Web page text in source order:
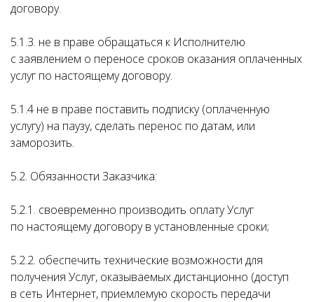
договору.
5.1.3. не в праве обращаться к Исполнителю
с заявлением о переносе сроков оказания оплаченных
услуг по настоящему договору.
5.1.4 не в праве поставить подписку (оплаченную
услугу) на паузу, сделать перенос по датам, или
заморозить.
5.2. Обязанности Заказчика:
5.2.1. своевременно производить оплату Услуг
по настоящему договору в установленные сроки;
5.2.2. обеспечить технические возможности для
получения Услуг, оказываемых дистанционно (доступ
в сеть Интернет, приемлемую скорость передачи